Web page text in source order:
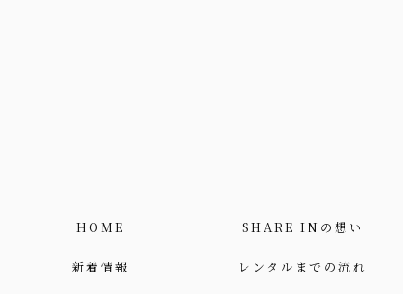
HOME SHARE INの想い
新着情報 レンタルまでの流れ